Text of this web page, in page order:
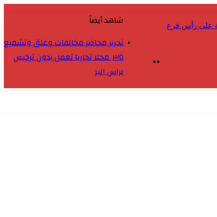
على رأس فرع
شاهد أيضاً
تحرير محاضر مخالفات وغلق وتشميع
٣٥ محلا تجاريا تعمل بدون ترخيص
براس البر